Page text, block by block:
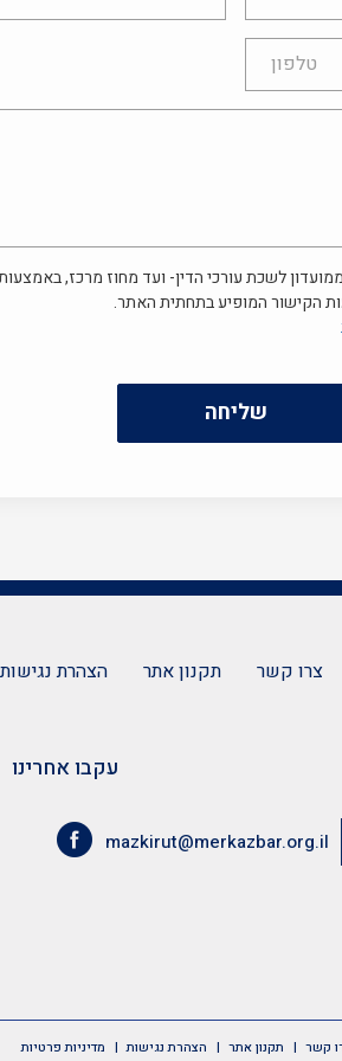
לשכת עורכי הדין- ועד מחוז מרכז,
הקישור המופיע בתחתית האתר.
שליחה
צרו קשר תקנון אתר הצהרת נגישות
mazkirut@merkazbar.org.il
עקבו אחרינו
קשר תקנון אתר הצהרת נגישות מדיניות פרטיות